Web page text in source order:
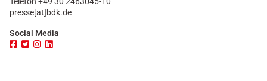
presse[at]bdk.de
Social Media